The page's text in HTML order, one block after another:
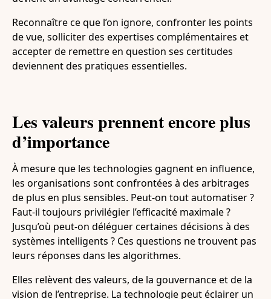
Reconnaître ce que l’on ignore, confronter les points
de vue, solliciter des expertises complémentaires et
accepter de remettre en question ses certitudes
deviennent des pratiques essentielles.
Les valeurs prennent encore plus
d’importance
À mesure que les technologies gagnent en influence,
les organisations sont confrontées à des arbitrages
de plus en plus sensibles. Peut-on tout automatiser ?
Faut-il toujours privilégier l’efficacité maximale ?
Jusqu’où peut-on déléguer certaines décisions à des
systèmes intelligents ? Ces questions ne trouvent pas
leurs réponses dans les algorithmes.
Elles relèvent des valeurs, de la gouvernance et de la
vision de l’entreprise. La technologie peut éclairer un